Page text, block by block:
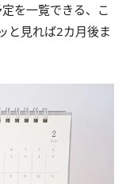
を一覧できる、こ
と見れば2カ月後ま